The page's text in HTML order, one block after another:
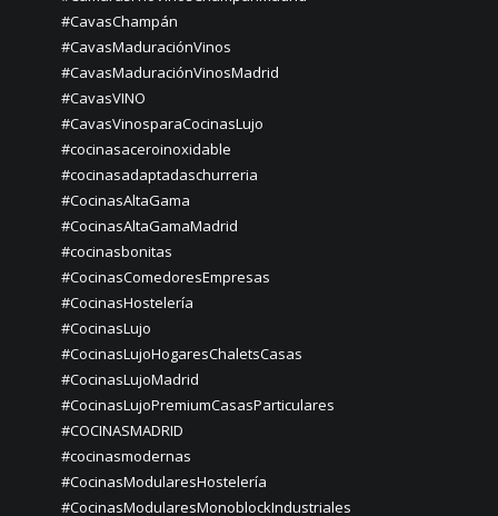
#CavasChampán
#CavasMaduraciónVinos
#CavasMaduraciónVinosMadrid
#CavasVINO
#CavasVinosparaCocinasLujo
#cocinasaceroinoxidable
#cocinasadaptadaschurreria
#CocinasAltaGama
#CocinasAltaGamaMadrid
#cocinasbonitas
#CocinasComedoresEmpresas
#CocinasHostelería
#CocinasLujo
#CocinasLujoHogaresChaletsCasas
#CocinasLujoMadrid
#CocinasLujoPremiumCasasParticulares
#COCINASMADRID
#cocinasmodernas
#CocinasModularesHostelería
#CocinasModularesMonoblockIndustriales